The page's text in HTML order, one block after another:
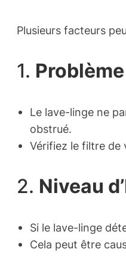
Plusieurs facteurs
1.
Le lave-linge ne
obstrué.
Vérifiez le filtre de
2. Niveau
Si le lave-linge
Cela peut être